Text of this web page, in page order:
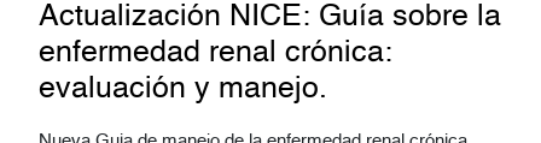
Actualización NICE: Guía sobre la
enfermedad renal crónica:
evaluación y manejo.